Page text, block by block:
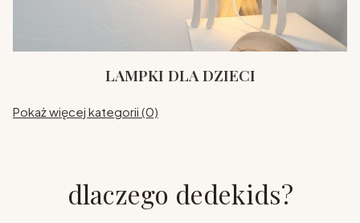
LAMPKI DLA DZIECI
Pokaż więcej kategorii (0)
dlaczego dedekids?